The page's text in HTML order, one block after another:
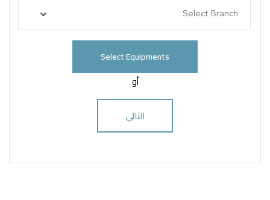
Select Branch
Select Equipments
أو
التالي